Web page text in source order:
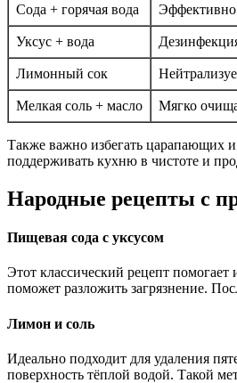
Сода + горячая вода Эффективно
Уксус + вода
Лимонный сок
Мелкая соль + масло Мягко
Также важно избегать царапающих и
поддерживать кухню в чистоте и
Народные рецепты с
Пищевая сода с уксусом
Этот классический рецепт помогает
поможет разложить загрязнение.
Лимон и соль
Идеально подходит для удаления
поверхность тёплой водой. Такой